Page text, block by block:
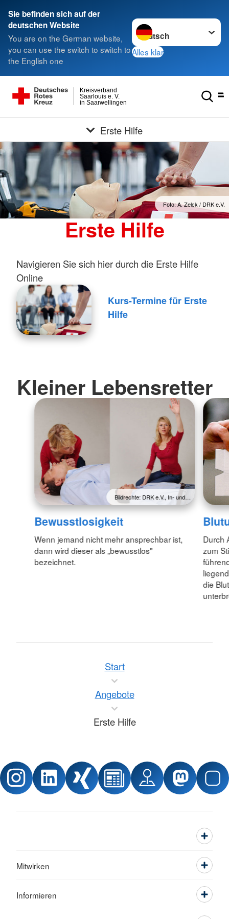
Sie befinden sich auf der
deutschen Website
You are on the German website,
you can use the switch to switch to
the English one
Sprache wechseln zu
Alles klar
in Saarwellingen
Saarlouis e. V.
Kreisverband
Erste Hilfe
Foto: A. Zelck / DRK e.V.
Erste Hilfe
Navigieren Sie sich hier durch die Erste Hilfe
Online
Kurs-Termine für Erste
Hilfe
Kleiner Lebensretter
Bildrechte: DRK e.V., In- und…
Bewusstlosigkeit
Wenn jemand nicht mehr ansprechbar ist,
dann wird dieser als „bewusstlos"
bezeichnet.
Durch
zum
die
Start
Angebote
Erste Hilfe
Mitwirken
Informieren